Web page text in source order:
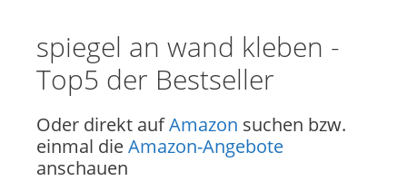
spiegel an wand kleben -
Top5 der Bestseller
Oder direkt aufAmazon suchen bzw.
einmal dieAmazon-Angebote
anschauen